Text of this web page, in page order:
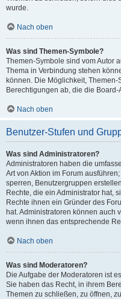
wurde.
Nach oben
Was sind Themen-Symbole?
Themen-Symbole sind vom Autor
Thema in Verbindung stehen
können. Die Möglichkeit,
Berechtigungen ab, die die
Nach oben
Benutzer-Stufen und
Was sind Administratoren?
Administratoren haben die
Art von Aktion im Forum
sperren, Benutzergruppen
Rechte, die ein Administrator hat,
Rechte ihnen ein Gründer des
hat. Administratoren können
wenn ihnen das entsprechende
Nach oben
Was sind Moderatoren?
Die Aufgabe der Moderatoren ist
Sie haben das Recht, in ihrem
Themen zu schließen, zu öffnen,